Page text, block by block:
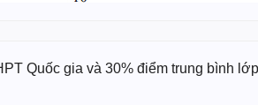
Quốc gia và 30% điểm trung bình